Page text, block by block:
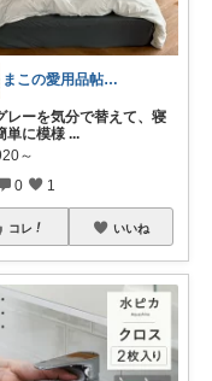
まこの愛用品帖｜暮らし整うROOM
レーを気分で替えて、寝
単に模様 ...
～
0 1
コレ いいね